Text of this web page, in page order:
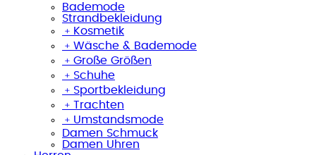
Bademode
Strandbekleidung
﹢ Kosmetik
﹢ Wäsche & Bademode
﹢ Große Größen
﹢ Schuhe
﹢ Sportbekleidung
﹢ Trachten
﹢ Umstandsmode
Damen Schmuck
Damen Uhren